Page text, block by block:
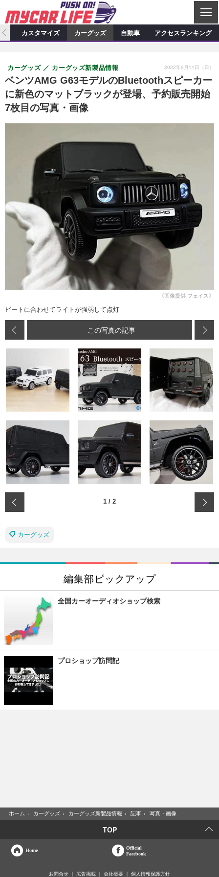
C
L
S
カーオーディオ
プロショップ検索 ショップ訪問記
カーオーディオニュース デモカー製作記
その他
カスタマイズ特集記事 カスタマイズ新製品情報
カスタマイズニュース
カーグッズ
カーグッズ特集記事 カーグッズ新製品情報
カーグッズニュース
自動車
カスタマイズ カーグッズ 自動車 アクセスランキング
ベンツAMG G63モデルのBluetoothスピーカー
に新色のマットブラックが登場、予約販売開始
7枚目の写真・画像
カーグッズ カーグッズ新製品情報 2022年9月11日（日）
《画像提供 フェイス》
ビートに合わせてライトが強弱して点灯
この写真の記事
1 / 2
カーグッズ
編集部ピックアップ
全国カーオーディオショップ検索
プロショップ訪問記
ホーム › カーグッズ › カーグッズ新製品情報 › 記事 › 写真・画像
TOP
Home
Official
Facebook
お問合せ 広告掲載 会社概要 個人情報保護方針